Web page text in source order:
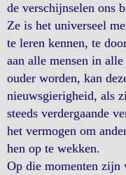
de verschijnselen ons
Ze is het universeel
te leren kennen, te
aan alle mensen in
ouder worden, kan
nieuwsgierigheid, als
steeds verdergaande
het vermogen om
hen op te wekken.
Op die momenten zijn